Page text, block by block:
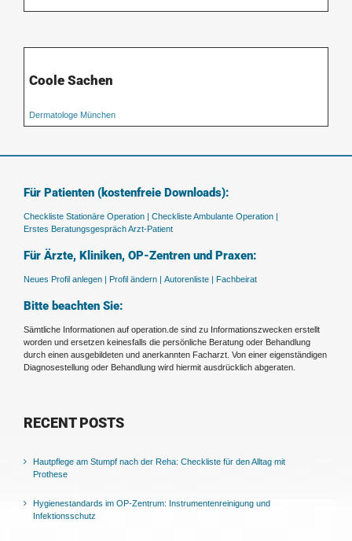
Coole Sachen
Dermatologe München
Für Patienten (kostenfreie Downloads):
Checkliste Stationäre Operation | Checkliste Ambulante Operation |
Erstes Beratungsgespräch Arzt-Patient
Für Ärzte, Kliniken, OP-Zentren und Praxen:
Neues Profil anlegen | Profil ändern | Autorenliste | Fachbeirat
Bitte beachten Sie:
Sämtliche Informationen auf operation.de sind zu Informationszwecken erstellt
worden und ersetzen keinesfalls die persönliche Beratung oder Behandlung
durch einen ausgebildeten und anerkannten Facharzt. Von einer eigenständigen
Diagnosestellung oder Behandlung wird hiermit ausdrücklich abgeraten.
RECENT POSTS
Hautpflege am Stumpf nach der Reha: Checkliste für den Alltag mit
Prothese
Hygienestandards im OP-Zentrum: Instrumentenreinigung und
Infektionsschutz